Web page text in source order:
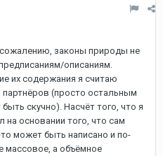
законы природы не
описаниям.
их содержания я считаю
партнёров (просто остальным
скучно). Насчёт того, что я
на основании того, что сам
может быть написано и по-
массовое, а объёмное